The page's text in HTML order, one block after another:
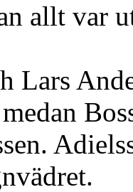
allt var
Lars